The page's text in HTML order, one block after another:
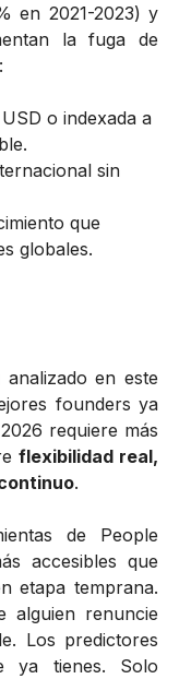
en 2021-2023) y
la fuga de
o indexada a
sin
que
globales.
en este
founders ya
requiere más
flexibilidad real,
.
de People
accesibles que
etapa temprana.
alguien renuncie
Los predictores
ya tienes. Solo